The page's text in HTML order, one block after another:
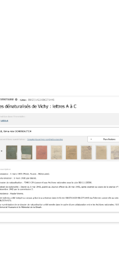
CHEMINOT
RECHERCHER UNE SÉPULTURE
RECHERCHER UN FRANÇAIS À
RECHERCHER UN BAGNARD
FAIRE UNE RECHERCHE AUX
30/07/
ADRESSE
LISTES ) –
ETAT
DE
VENANT
EXCLU